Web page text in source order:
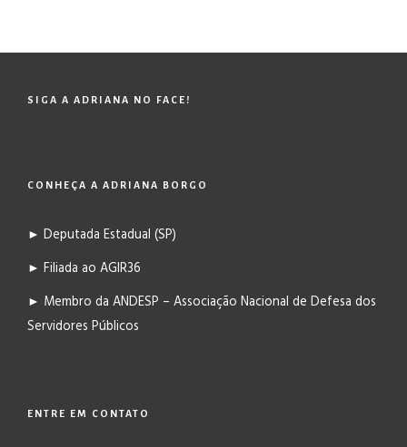
SIGA A ADRIANA NO FACE!
CONHEÇA A ADRIANA BORGO
► Deputada Estadual (SP)
► Filiada ao AGIR36
► Membro da ANDESP – Associação Nacional de Defesa dos
Servidores Públicos
ENTRE EM CONTATO